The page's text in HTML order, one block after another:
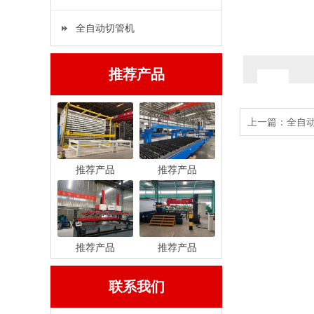
全自动切管机
推荐产品
推荐产品 推荐产品
推荐产品 推荐产品
联系我们
上一篇： 全自